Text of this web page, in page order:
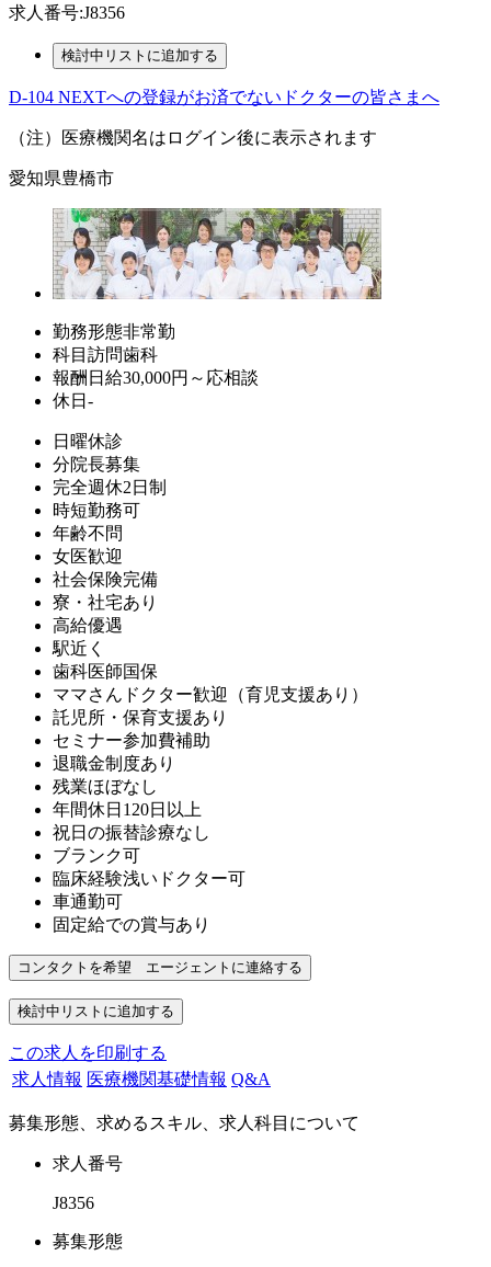
求人番号:J8356
D-104 NEXTへの登録がお済でないドクターの皆さまへ
（注）医療機関名はログイン後に表示されます
愛知県豊橋市
勤務形態非常勤
科目 訪問歯科
報酬 日給30,000円～応相談
休日 -
日曜休診
分院長募集
完全週休2日制
時短勤務可
年齢不問
女医歓迎
社会保険完備
寮・社宅あり
高給優遇
駅近く
歯科医師国保
ママさんドクター歓迎（育児支援あり）
託児所・保育支援あり
セミナー参加費補助
退職金制度あり
残業ほぼなし
年間休日120日以上
祝日の振替診療なし
ブランク可
臨床経験浅いドクター可
車通勤可
固定給での賞与あり
この求人を印刷する
求人情報 医療機関基礎情報 Q&A
募集形態、求めるスキル、求人科目について
求人番号
J8356
募集形態